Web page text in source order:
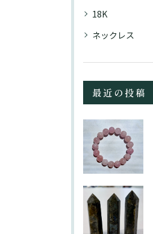
18K
ネックレス
最近の投稿